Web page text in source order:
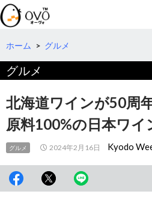
検
索
コ
テ
ツ
へ
動
ホーム > グルメ
グルメ
北海道ワインが50周
原料100%の日本ワイ
グルメ 2024年2月16日 Kyodo